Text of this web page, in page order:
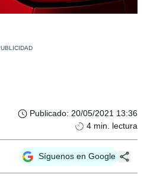
Publicado: 20/05/2021 13:36
4 min. lectura
Síguenos en Google